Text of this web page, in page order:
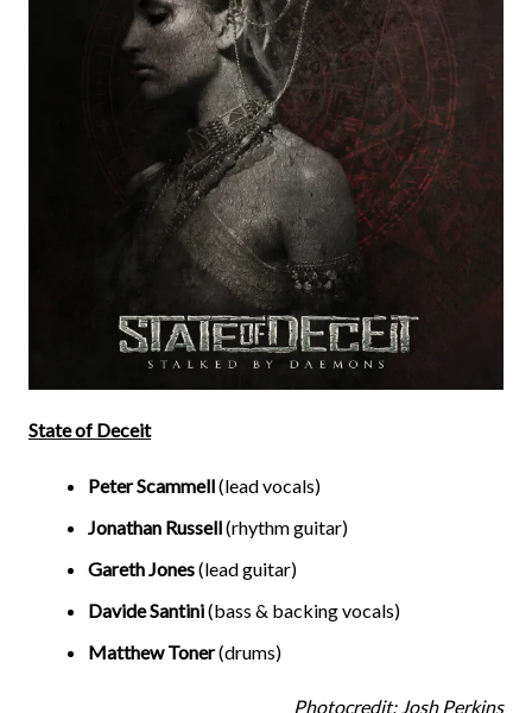
State of Deceit
Peter Scammell(lead vocals)
Jonathan Russell(rhythm guitar)
Gareth Jones(lead guitar)
Davide Santini(bass & backing vocals)
Matthew Toner(drums)
Photocredit: Josh Perkins